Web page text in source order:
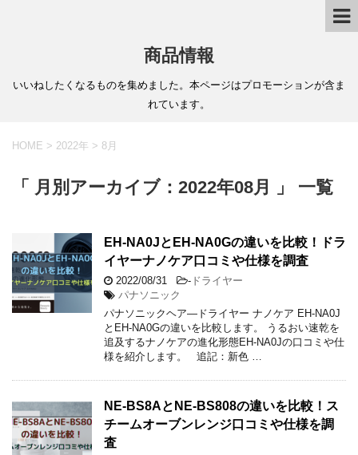
商品情報
いいねしたくなるものを集めました。本ページはプロモーションが含ま
れています。
HOME > 2022年 > 8月
「 月別アーカイブ：2022年08月 」 一覧
EH-NA0JとEH-NA0Gの違いを比較！ドラ
イヤーナノケア口コミや仕様を調査
2022/08/31 - ドライヤー
パナソニック
パナソニックヘア―ドライヤー ナノケア EH-NA0J
とEH-NA0Gの違いを比較します。 うるおい速乾を
追及するナノケアの進化形態EH-NA0Jの口コミや仕
様を紹介します。 追記：新色 …
NE-BS8AとNE-BS808の違いを比較！ス
チームオーブンレンジ口コミや仕様を調
査